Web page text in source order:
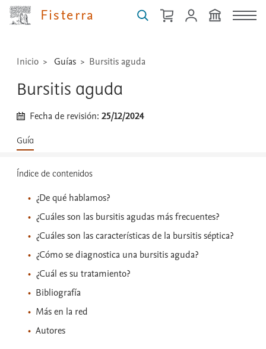
Fisterra
técnicas
...
Inicio Guías Bursitis aguda
Bursitis aguda
Fecha de revisión:25/12/2024
Guía
Índice de contenidos
¿De qué hablamos?
¿Cuáles son las bursitis agudas más frecuentes?
¿Cuáles son las características de la bursitis séptica?
¿Cómo se diagnostica una bursitis aguda?
¿Cuál es su tratamiento?
Bibliografía
Más en la red
Autores